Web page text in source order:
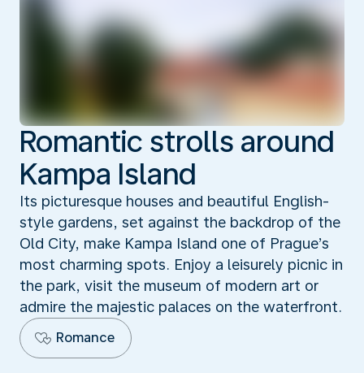
Romantic strolls around
Kampa Island
Its picturesque houses and beautiful English-
style gardens, set against the backdrop of the
Old City, make Kampa Island one of Prague’s
most charming spots. Enjoy a leisurely picnic in
the park, visit the museum of modern art or
admire the majestic palaces on the waterfront.
Romance